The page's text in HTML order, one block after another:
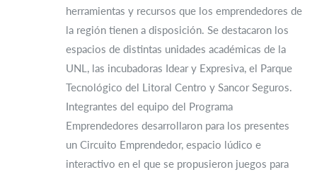
herramientas y recursos que los emprendedores de
la región tienen a disposición. Se destacaron los
espacios de distintas unidades académicas de la
UNL, las incubadoras Idear y Expresiva, el Parque
Tecnológico del Litoral Centro y Sancor Seguros.
Integrantes del equipo del Programa
Emprendedores desarrollaron para los presentes
un Circuito Emprendedor, espacio lúdico e
interactivo en el que se propusieron juegos para